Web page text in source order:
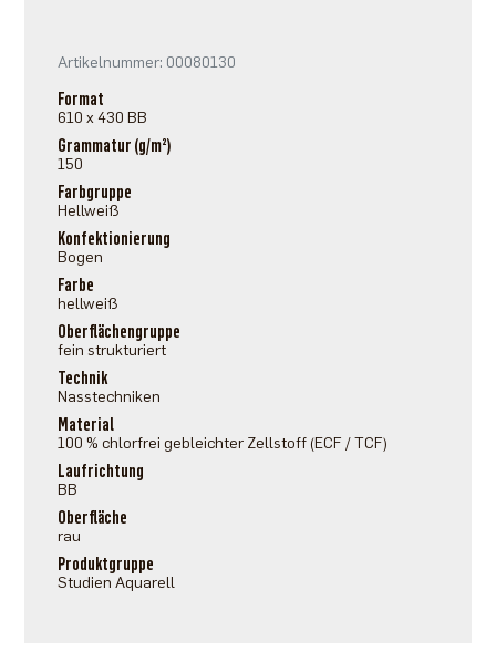
Artikelnummer: 00080130
Format
610 x 430 BB
Grammatur (g/m²)
150
Farbgruppe
Hellweiß
Konfektionierung
Bogen
Farbe
hellweiß
Oberflächengruppe
fein strukturiert
Technik
Nasstechniken
Material
100 % chlorfrei gebleichter Zellstoff (ECF / TCF)
Laufrichtung
BB
Oberfläche
rau
Produktgruppe
Studien Aquarell